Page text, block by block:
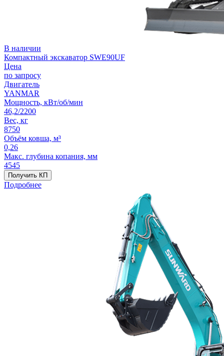
В наличии
Компактный экскаватор SWE90UF
Цена
по запросу
Двигатель
YANMAR
Мощность, кВт/об/мин
46,2/2200
Вес, кг
8750
Объём ковша, м³
0,26
Макс. глубина копания, мм
4545
Получить КП
Подробнее